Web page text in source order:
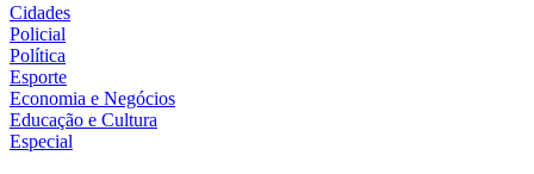
Cidades
Policial
Política
Esporte
Economia e Negócios
Educação e Cultura
Especial